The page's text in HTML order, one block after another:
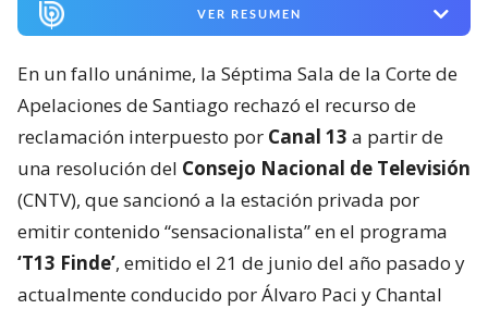
VER RESUMEN
En un fallo unánime, la Séptima Sala de la Corte de
Apelaciones de Santiago rechazó el recurso de
reclamación interpuesto por Canal 13 a partir de
una resolución del Consejo Nacional de Televisión
(CNTV), que sancionó a la estación privada por
emitir contenido “sensacionalista” en el programa
‘T13 Finde’, emitido el 21 de junio del año pasado y
actualmente conducido por Álvaro Paci y Chantal